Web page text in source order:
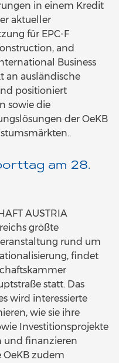
in einem Kredit
aktueller
für EPC-F
and
Business
an ausländische
positioniert
sowie die
der OeKB
am 28.
AUSTRIA
größte
rund um
findet
statt. Das
wird interessierte
wie sie ihre
Investitionsprojekte
und finanzieren
zudem